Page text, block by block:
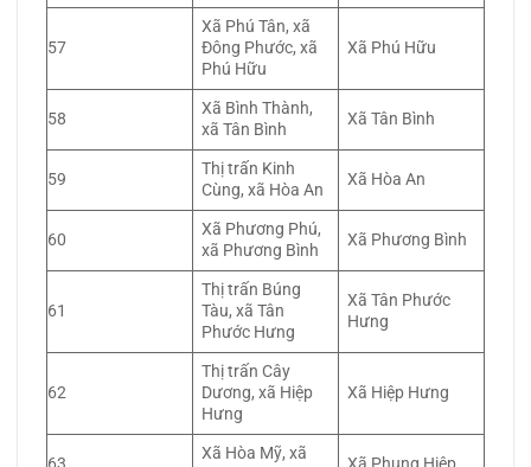
57
Xã Phú Tân, xã
Đông Phước, xã
Phú Hữu
Xã Phú Hữu
58
Xã Bình Thành,
xã Tân Bình
Xã Tân Bình
59
Thị trấn Kinh
Cùng, xã Hòa An
Xã Hòa An
60
Xã Phương Phú,
xã Phương Bình
Xã Phương Bình
61
Thị trấn Búng
Tàu, xã Tân
Phước Hưng
Xã Tân Phước
Hưng
62
Thị trấn Cây
Dương, xã Hiệp
Hưng
Xã Hiệp Hưng
Xã Hòa Mỹ, xã